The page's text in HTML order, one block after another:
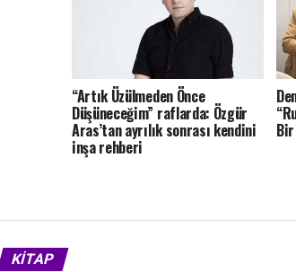
“Artık Üzülmeden Önce
Düşüneceğim” raflarda: Özgür
Aras’tan ayrılık sonrası kendini
inşa rehberi
KITAP